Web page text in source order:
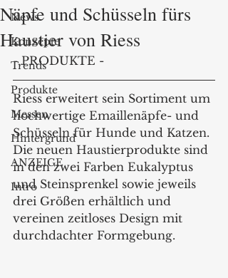
News
Konzepte
Trends
Produkte
Messen
Hintergrund
ANZEIGE
Intro
Näpfe und Schüsseln fürs
Haustier von Riess
- PRODUKTE -
Riess erweitert sein Sortiment um
hochwertige Emaillenäpfe- und
Schüsseln für Hunde und Katzen.
Die neuen Haustierprodukte sind
in den zwei Farben Eukalyptus
und Steinsprenkel sowie jeweils
drei Größen erhältlich und
vereinen zeitloses Design mit
durchdachter Formgebung.